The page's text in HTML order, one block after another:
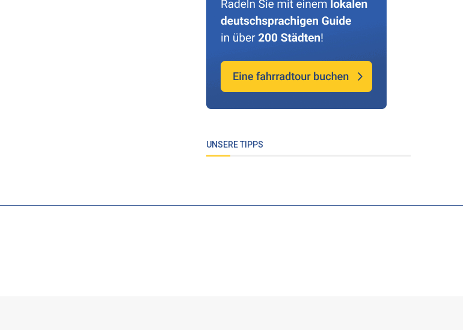
UNSERE TIPPS